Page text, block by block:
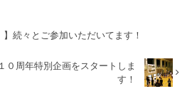
】続々とご参加いただいてます！
０周年特別企画をスタートしま
す！